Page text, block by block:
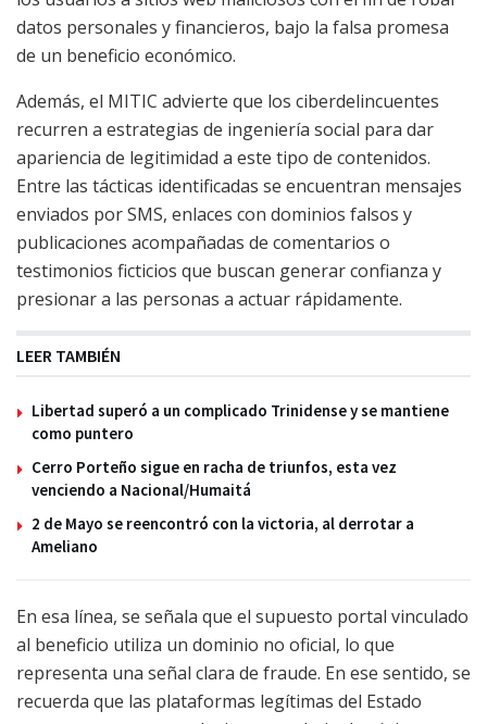
datos personales y financieros, bajo la falsa promesa
de un beneficio económico.
Además, el MITIC advierte que los ciberdelincuentes
recurren a estrategias de ingeniería social para dar
apariencia de legitimidad a este tipo de contenidos.
Entre las tácticas identificadas se encuentran mensajes
enviados por SMS, enlaces con dominios falsos y
publicaciones acompañadas de comentarios o
testimonios ficticios que buscan generar confianza y
presionar a las personas a actuar rápidamente.
LEER TAMBIÉN
Libertad superó a un complicado Trinidense y se mantiene
como puntero
Cerro Porteño sigue en racha de triunfos, esta vez
venciendo a Nacional/Humaitá
2 de Mayo se reencontró con la victoria, al derrotar a
Ameliano
En esa línea, se señala que el supuesto portal vinculado
al beneficio utiliza un dominio no oficial, lo que
representa una señal clara de fraude. En ese sentido, se
recuerda que las plataformas legítimas del Estado